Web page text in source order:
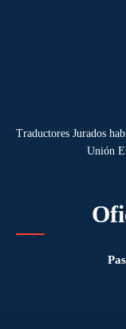
Traductores Jurados
Unión